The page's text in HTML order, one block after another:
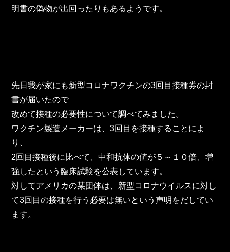
株式会社 東邦アウトフロイデ
東邦グループの採用情報
東邦グループからのお知らせ
お問い合わせ
TOHO PARTS ORDERING SYSTEM
明書の偽物が出回ったりもあるようです。
先日我が家にも新型コロナワクチンの3回目接種券の封
書が届いたので
改めて接種の必要性について調べてみました。
ワクチン製造メーカーは、3回目を接種することによ
り、
2回目接種後に比べて、中和抗体の値が５～１０倍、増
強したという臨床試験を公表しています。
対してアメリカの某団体は、新型コロナウイルスに対し
て3回目の接種を行う必要は無いという声明をだしてい
ます。